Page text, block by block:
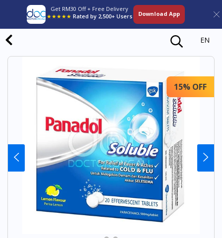
Get RM30 Off + Free Delivery
★★★★★ Rated by 2,500+ Users Download App
EN
15% OFF